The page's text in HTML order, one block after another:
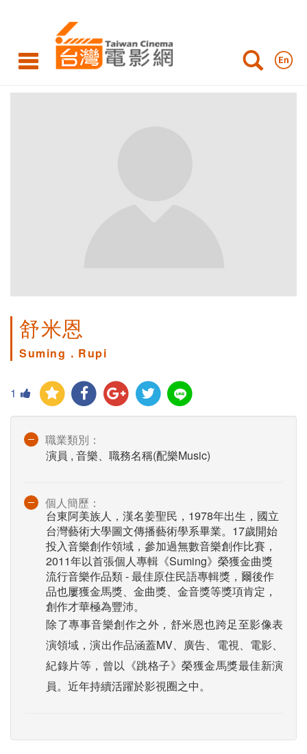
舒米恩
Suming．Rupi
1
職業類別：
演員 , 音樂、職務名稱(配樂Music)
個人簡歷：
台東阿美族人，漢名姜聖民，1978年出生，國立
台灣藝術大學圖文傳播藝術學系畢業。17歲開始
投入音樂創作領域，參加過無數音樂創作比賽，
2011年以首張個人專輯《Suming》榮獲金曲獎
流行音樂作品類 - 最佳原住民語專輯獎，爾後作
品也屢獲金馬獎、金曲獎、金音獎等獎項肯定，
創作才華極為豐沛。
除了專事音樂創作之外，舒米恩也跨足至影像表
演領域，演出作品涵蓋MV、廣告、電視、電影、
紀錄片等，曾以《跳格子》榮獲金馬獎最佳新演
員。近年持續活躍於影視圈之中。